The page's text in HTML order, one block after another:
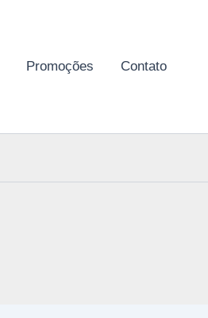
Promoções Contato